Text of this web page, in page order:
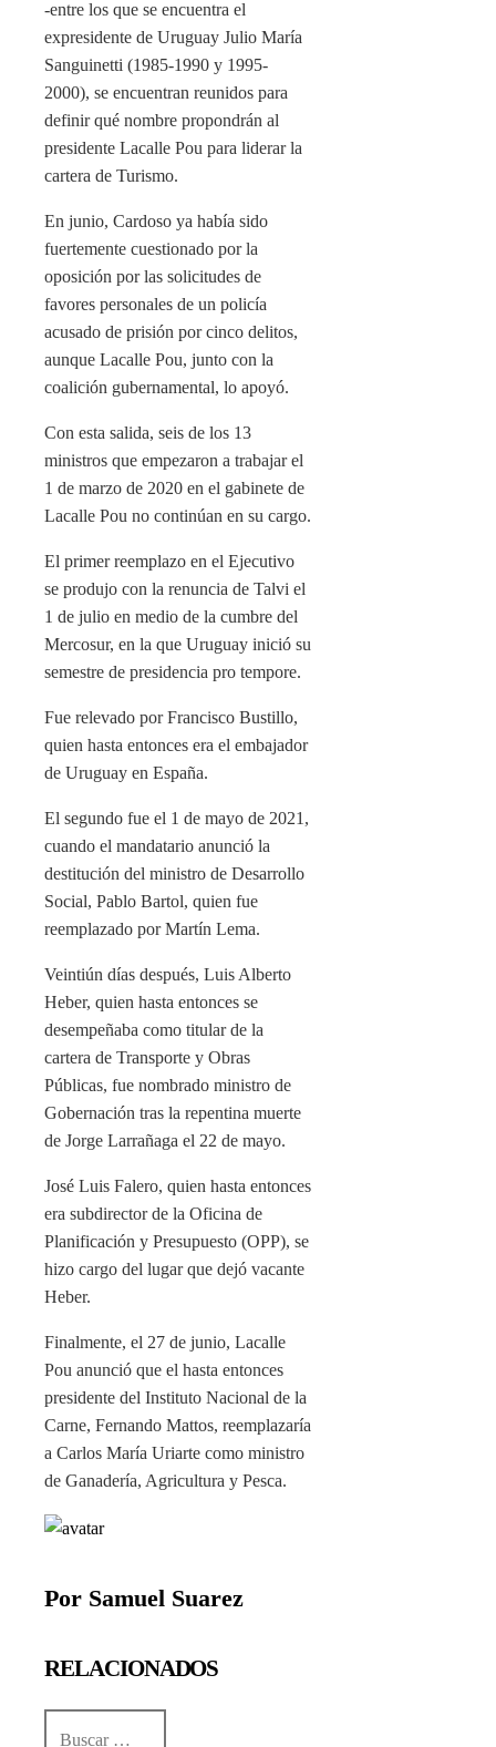
-entre los que se encuentra el
expresidente de Uruguay Julio María
Sanguinetti (1985-1990 y 1995-
2000), se encuentran reunidos para
definir qué nombre propondrán al
presidente Lacalle Pou para liderar la
cartera de Turismo.
En junio, Cardoso ya había sido
fuertemente cuestionado por la
oposición por las solicitudes de
favores personales de un policía
acusado de prisión por cinco delitos,
aunque Lacalle Pou, junto con la
coalición gubernamental, lo apoyó.
Con esta salida, seis de los 13
ministros que empezaron a trabajar el
1 de marzo de 2020 en el gabinete de
Lacalle Pou no continúan en su cargo.
El primer reemplazo en el Ejecutivo
se produjo con la renuncia de Talvi el
1 de julio en medio de la cumbre del
Mercosur, en la que Uruguay inició su
semestre de presidencia pro tempore.
Fue relevado por Francisco Bustillo,
quien hasta entonces era el embajador
de Uruguay en España.
El segundo fue el 1 de mayo de 2021,
cuando el mandatario anunció la
destitución del ministro de Desarrollo
Social, Pablo Bartol, quien fue
reemplazado por Martín Lema.
Veintiún días después, Luis Alberto
Heber, quien hasta entonces se
desempeñaba como titular de la
cartera de Transporte y Obras
Públicas, fue nombrado ministro de
Gobernación tras la repentina muerte
de Jorge Larrañaga el 22 de mayo.
José Luis Falero, quien hasta entonces
era subdirector de la Oficina de
Planificación y Presupuesto (OPP), se
hizo cargo del lugar que dejó vacante
Heber.
Finalmente, el 27 de junio, Lacalle
Pou anunció que el hasta entonces
presidente del Instituto Nacional de la
Carne, Fernando Mattos, reemplazaría
a Carlos María Uriarte como ministro
de Ganadería, Agricultura y Pesca.
Por Samuel Suarez
RELACIONADOS